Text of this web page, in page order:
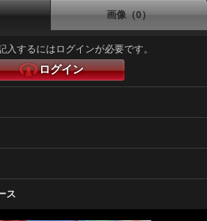
画像（0）
入するにはログインが必要です。
ログイン
ス